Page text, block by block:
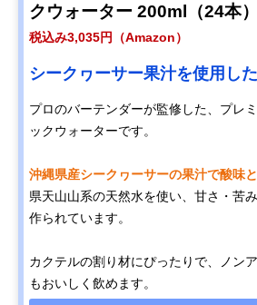
クウォーター 200ml（24本）
税込み3,035円（Amazon）
シークヮーサー果汁を使用し
プロのバーテンダーが監修した、プレ
ックウォーターです。
沖縄県産シークヮーサーの果汁で酸味
県天山山系の天然水を使い、甘さ・苦
作られています。
カクテルの割り材にぴったりで、ノン
もおいしく飲めます。